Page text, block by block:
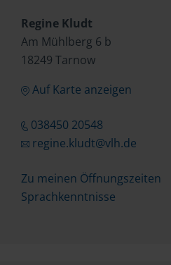
Regine Kludt
Am Mühlberg 6 b
18249 Tarnow
Auf Karte anzeigen
038450 20548
regine.kludt@vlh.de
Zu meinen Öffnungszeiten
Sprachkenntnisse